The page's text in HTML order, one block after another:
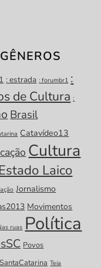
: estrada : forumbr1 :
de Cultura :
Brasil
Catavídeo13
Cultura
Estado Laico
Jornalismo
Movimentos
ruas Política
Povos
SantaCatarina Teia